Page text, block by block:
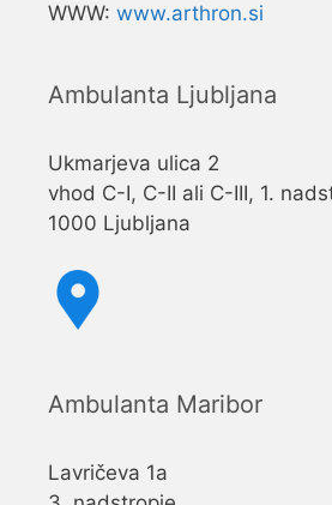
WWW: www.arthron.si
Ambulanta Ljubljana
Ukmarjeva ulica 2
vhod C-I, C-II ali C-III, 1.
1000 Ljubljana
Ambulanta Maribor
Lavričeva 1a